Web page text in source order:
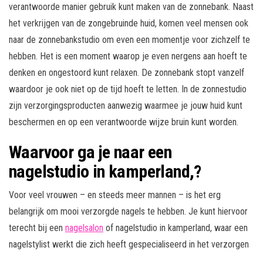
verantwoorde manier gebruik kunt maken van de zonnebank. Naast
het verkrijgen van de zongebruinde huid, komen veel mensen ook
naar de zonnebankstudio om even een momentje voor zichzelf te
hebben. Het is een moment waarop je even nergens aan hoeft te
denken en ongestoord kunt relaxen. De zonnebank stopt vanzelf
waardoor je ook niet op de tijd hoeft te letten. In de zonnestudio
zijn verzorgingsproducten aanwezig waarmee je jouw huid kunt
beschermen en op een verantwoorde wijze bruin kunt worden.
Waarvoor ga je naar een
nagelstudio in kamperland,?
Voor veel vrouwen – en steeds meer mannen – is het erg
belangrijk om mooi verzorgde nagels te hebben. Je kunt hiervoor
terecht bij een nagelsalon of nagelstudio in kamperland, waar een
nagelstylist werkt die zich heeft gespecialiseerd in het verzorgen